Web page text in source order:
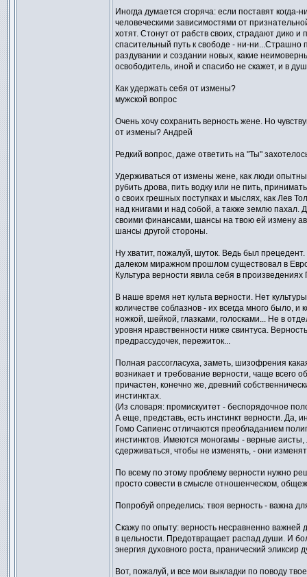
Иногда думается сгоряча: если поставят
человеческими зависимостями от
хотят. Стонут от рабств своих, страдают дико
спасительный путь к свободе - ни-ни...Страшно
раздувании и создании новых, какие
освободитель, иной и спасибо не скажет, и в
Как удержать себя от измены?
мужской вопрос
Очень хочу сохранить верность жене. Но
от измены? Андрей
Редкий вопрос, даже ответить на "Ты"
Удерживаться от измены жене, как люди
рубить дрова, пить водку или не пить,
о своих грешных поступках и мыслях, как Лев
над книгами и над собой, а также землю пахал.
своими финансами, шансы на твою ей измену
шансы другой стороны.
Ну хватит, пожалуй, шуток. Ведь был
далеком миражном прошлом существовал в
Культура верности явила себя в
В наше время нет культа верности. Нет
количестве соблазнов - их всегда много было,
ножкой, шейкой, глазками, голосками... Не в
уровня нравственности ниже свинтуса.
предрассудочек, пережиток...
Полная рассогласуха, заметь, шизофрения
возникает и требование верности, чаще всего
причастен, конечно же, древний
инстинктах.
(Из словаря: промискуитет - беспорядочное
А еще, представь, есть инстинкт верности. Да,
Гомо Сапиенс отличаются преобладанием
инстинктов. Имеются моногамы - верные аисты,
сдерживаться, чтобы не изменять, - они
По всему по этому проблему верности нужно
просто совести в смысле отношенческом,
Попробуй определись: твоя верность - важна
Скажу по опыту: верность несравненно важней
в цельности. Предотвращает распад души. И
энергия духовного роста, пранический эликсир
Вот, пожалуй, и все мои выкладки по поводу